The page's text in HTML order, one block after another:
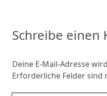
Schreibe einen
Deine E-Mail-Adresse
Erforderliche Felder sind